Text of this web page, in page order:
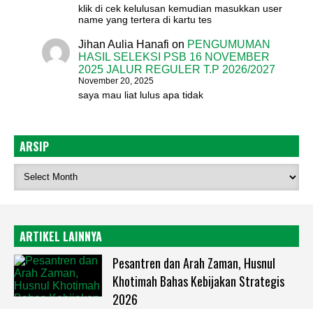
klik di cek kelulusan kemudian masukkan user
name yang tertera di kartu tes
Jihan Aulia Hanafi on PENGUMUMAN
HASIL SELEKSI PSB 16 NOVEMBER
2025 JALUR REGULER T.P 2026/2027
November 20, 2025
saya mau liat lulus apa tidak
ARSIP
ARTIKEL LAINNYA
Pesantren dan Arah Zaman, Husnul
Khotimah Bahas Kebijakan Strategis
2026